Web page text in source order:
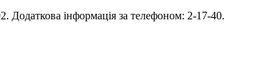
Додаткова інформація за телефоном: 2-17-40.